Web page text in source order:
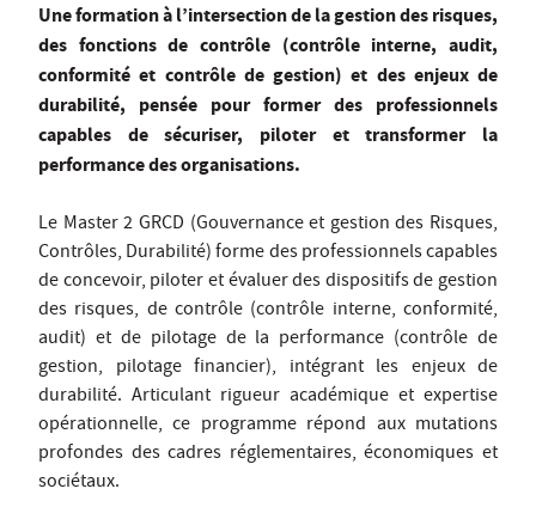
Une formation à l’intersection de la gestion des risques,
des fonctions de contrôle (contrôle interne, audit,
conformité et contrôle de gestion) et des enjeux de
durabilité, pensée pour former des professionnels
capables de sécuriser, piloter et transformer la
performance des organisations.
Le Master 2 GRCD (Gouvernance et gestion des Risques,
Contrôles, Durabilité) forme des professionnels capables
de concevoir, piloter et évaluer des dispositifs de gestion
des risques, de contrôle (contrôle interne, conformité,
audit) et de pilotage de la performance (contrôle de
gestion, pilotage financier), intégrant les enjeux de
durabilité. Articulant rigueur académique et expertise
opérationnelle, ce programme répond aux mutations
profondes des cadres réglementaires, économiques et
sociétaux.